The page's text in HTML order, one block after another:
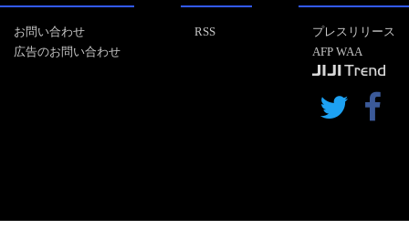
お問い合わせ
広告のお問い合わせ
RSS
プレスリリース
AFP WAA